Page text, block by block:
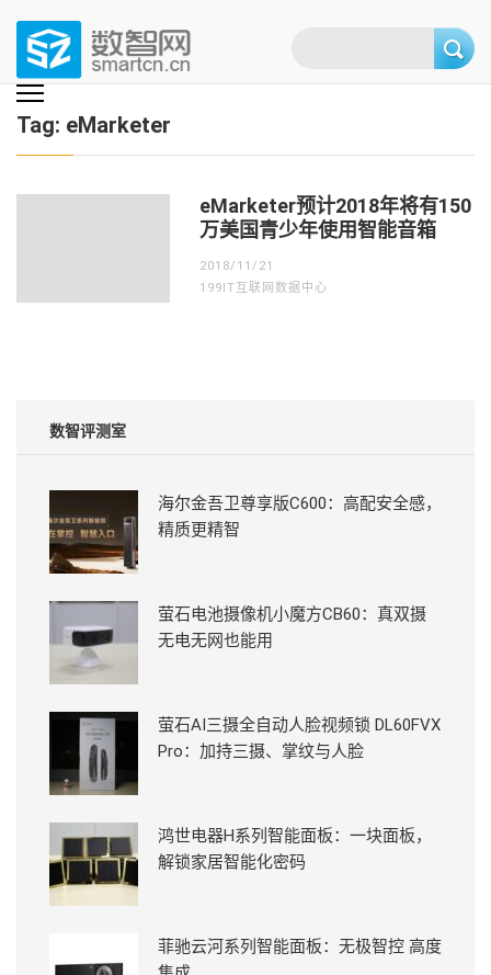
content
(Press
enter)
数智网
智能家居第一资讯门户 | 智能家居系统，智能家居产品，智能家居解决方
Tag: eMarketer
eMarketer预计2018年将有150
万美国青少年使用智能音箱
2018/11/21
199IT互联网数据中心
数智评测室
海尔金吾卫尊享版C600：高配安全感，
精质更精智
萤石电池摄像机小魔方CB60：真双摄
无电无网也能用
萤石AI三摄全自动人脸视频锁 DL60FVX
Pro：加持三摄、掌纹与人脸
鸿世电器H系列智能面板：一块面板，
解锁家居智能化密码
菲驰云河系列智能面板：无极智控 高度